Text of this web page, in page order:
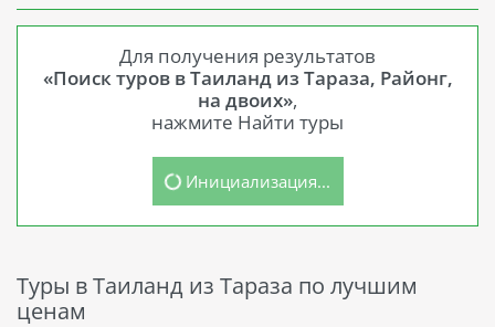
Для получения результатов
«Поиск туров в Таиланд из Тараза, Районг,
на двоих»,
нажмите Найти туры
Инициализация...
Туры в Таиланд из Тараза по лучшим
ценам